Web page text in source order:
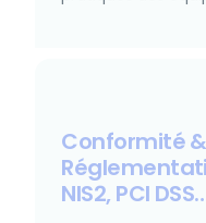
Conformité &
NIS2, PCI